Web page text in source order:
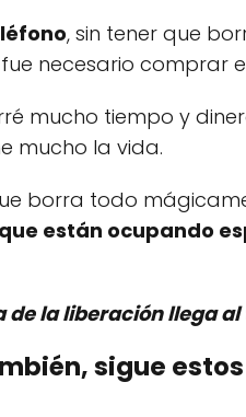
, sin tener que
necesario comprar
mucho tiempo y
mucho la vida.
borra todo
están ocupando
de la liberación llega
sigue